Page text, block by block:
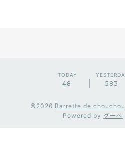
TODAY
48 583
©2026 Barrette de chouchou
Powered by グーペ